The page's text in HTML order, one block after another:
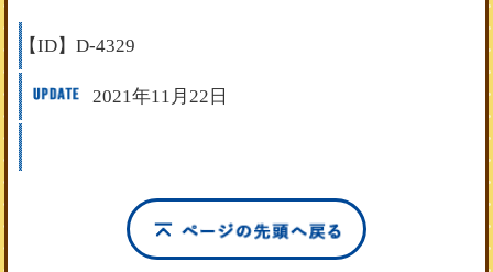
【ID】D-4329
2021年11月22日
このページの